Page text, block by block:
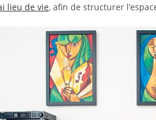
lieu de vie, afin de structurer